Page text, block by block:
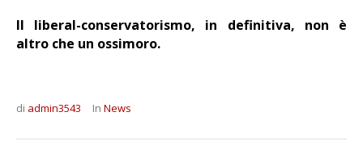
Il liberal-conservatorismo, in definitiva, non è
altro che un ossimoro.
di admin3543 In News